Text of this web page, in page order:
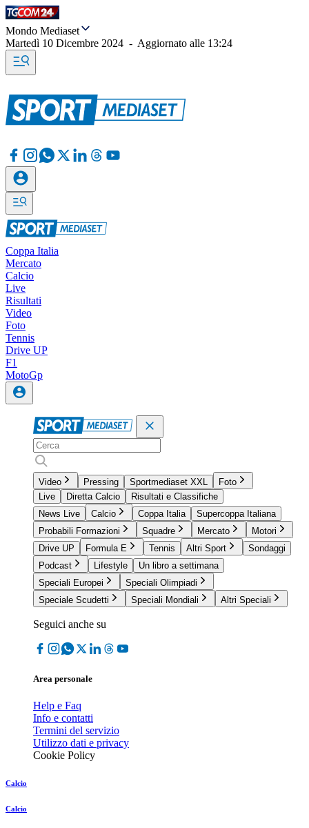
Mondo Mediaset
Martedì 10 Dicembre 2024 - Aggiornato alle 13:24
Coppa Italia
Mercato
Calcio
Live
Risultati
Video
Foto
Tennis
Drive UP
F1
MotoGp
Video Pressing Sportmediaset XXL
Foto
Live
Diretta Calcio
Risultati e Classifiche
News Live
Calcio Coppa Italia
Supercoppa Italiana
Probabili Formazioni
Squadre Mercato
Motori
Drive UP
Formula E Tennis Altri Sport
Sondaggi
Podcast
Lifestyle
Un libro a settimana
Speciali Europei
Speciali Olimpiadi
Speciale Scudetti
Speciali Mondiali Altri Speciali
Seguici anche su
Area personale
Help e Faq
Info e contatti
Termini del servizio
Utilizzo dati e privacy
Cookie Policy
Calcio
Calcio